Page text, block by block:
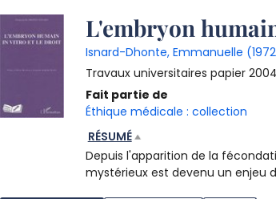
Détail
document
L'embryon
Isnard-Dhonte, Emmanuelle
Travaux universitaires papier
Fait partie de
Éthique médicale : collection
RÉSUMÉ
Depuis l'apparition de la
mystérieux est devenu un enjeu